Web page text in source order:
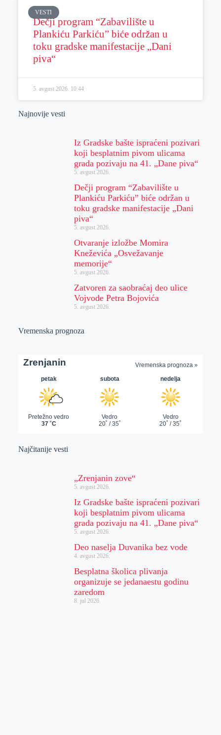
VESTI
Dečji program “Zabavilište u
Plankiću Parkiću” biće održan u
toku gradske manifestacije „Dani
piva“
5. avgust 2026. 10:44
Najnovije vesti
Iz Gradske bašte ispraćeni pozivari
koji besplatnim pivom ulicama
grada pozivaju na 41. „Dane piva“
5. avgust 2026.
Dečji program “Zabavilište u
Plankiću Parkiću” biće održan u
toku gradske manifestacije „Dani
piva“
5. avgust 2026.
Otvaranje izložbe Momira
Kneževića „Osvežavanje
memorije“
5. avgust 2026.
Zatvoren za saobraćaj deo ulice
Vojvode Petra Bojovića
5. avgust 2026.
Vremenska prognoza
Najčitanije vesti
„Zrenjanin zove“
5. avgust 2026.
Iz Gradske bašte ispraćeni pozivari
koji besplatnim pivom ulicama
grada pozivaju na 41. „Dane piva“
5. avgust 2026.
Deo naselja Duvanika bez vode
4. avgust 2026.
Besplatna školica plivanja
organizuje se jedanaestu godinu
zaredom
8. jul 2026.